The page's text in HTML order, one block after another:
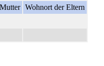
Wohnort der Eltern